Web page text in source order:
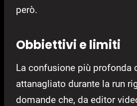
però.
Obbiettivi e limiti
La confusione più profonda
attanagliato durante la run
domande che, da editor